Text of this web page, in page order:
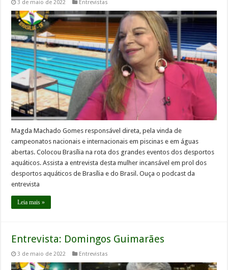
3 de maio de 2022 Entrevistas
Magda Machado Gomes responsável direta, pela vinda de
campeonatos nacionais e internacionais em piscinas e em águas
abertas. Colocou Brasília na rota dos grandes eventos dos desportos
aquáticos. Assista a entrevista desta mulher incansável em prol dos
desportos aquáticos de Brasília e do Brasil. Ouça o podcast da
entrevista
Leia mais »
Entrevista: Domingos Guimarães
3 de maio de 2022 Entrevistas